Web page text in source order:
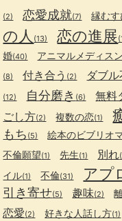
(2) 恋愛成就(7) 縁むす
の人 (13) 恋の進展
婚(40) アニマルメディスン
(8) 付き合う (2) ダブル
(12) 自分磨き (6) 無料
ごし方(2) 複数の恋(1)
もち (5) 絵本のビブリオ
不倫願望(1) 先生(1) 別れ
イル(1) 不倫(31) アプ
引き寄せ(5) 趣味(2)
恋愛(2) 好きな人話し方(1)